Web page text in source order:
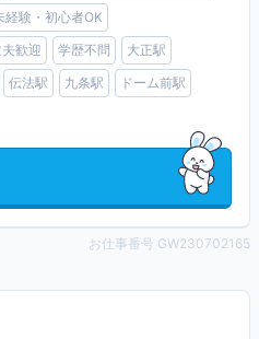
経験・初心者OK
歓迎 学歴不問
大正駅
伝法駅 九条駅
ドーム前駅
お仕事番号 GW230702165